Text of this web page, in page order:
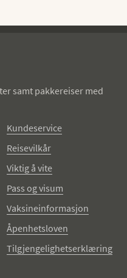
samt pakkereiser med
Kundeservice
Reisevilkår
Viktig å vite
Pass og visum
Vaksineinformasjon
Åpenhetsloven
Tilgjengelighetserklæring